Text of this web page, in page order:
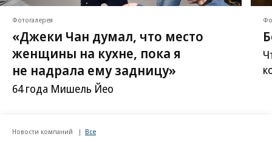
Фотогалерея
«Джеки Чан думал, что место
женщины на кухне, пока я
не надрала ему задницу»
64 года Мишель Йео
Новости компаний Все